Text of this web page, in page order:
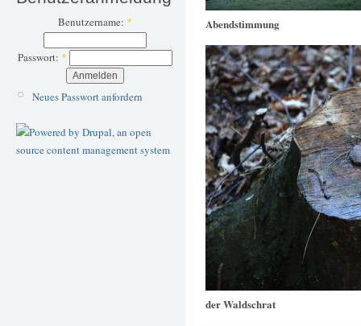
Benutzername: *
Passwort: *
Neues Passwort anfordern
Abendstimmung
der Waldschrat